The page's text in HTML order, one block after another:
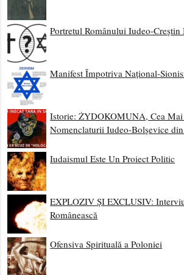
Portretul Românului Iudeo-
Manifest Împotriva Național-
Istorie: ŻYDOKOMUNA, Cea Mai
Nomenclaturii Iudeo-Bolșevice
Iudaismul Este Un Proiect Politic
EXPLOZIV ȘI EXCLUSIV:
Românească
Ofensiva Spirituală a Poloniei